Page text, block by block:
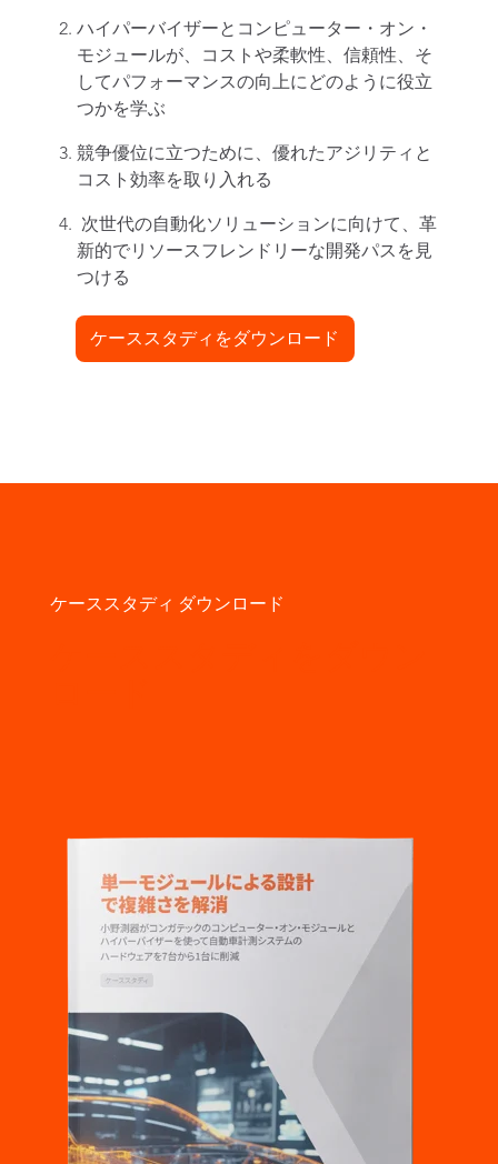
ハイパーバイザーとコンピューター・オン・
モジュールが、コストや柔軟性、信頼性、そ
してパフォーマンスの向上にどのように役立
つかを学ぶ
競争優位に立つために、優れたアジリティと
コスト効率を取り入れる
次世代の自動化ソリューションに向けて、革
新的でリソースフレンドリーな開発パスを見
つける
ケーススタディをダウンロード
ケーススタディ ダウンロード